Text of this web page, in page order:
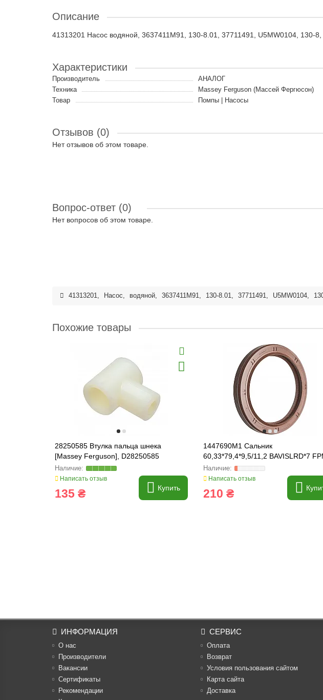
Описание
41313201 Насос водяной, 3637411M91, 130-8.01, 37711491, U5MW0104, 130-
Характеристики
Производитель
АНАЛОГ
Техника
Massey Ferguson (Массей Фергюсон)
Товар
Помпы | Насосы
Отзывов (0)
Нет отзывов об этом товаре.
Вопрос-ответ (0)
Нет вопросов об этом товаре.
41313201, Насос, водяной, 3637411M91, 130-8.01, 37711491, U5MW0104,
Похожие товары
28250585 Втулка пальца шнека
[Massey Ferguson], D28250585
Написать отзыв
135 ₴ Купить
1447690M1 Cальник
60,33*79,4*9,5/11,2 BAVISLRD*7
[12014981B Corteco], 218375A1
Написать отзыв
210 ₴
ИНФОРМАЦИЯ
О нас
Производители
Вакансии
Cертификаты
Рекомендации
СЕРВИС
Оплата
Возврат
Условия пользования сайтом
Карта сайта
Доставка